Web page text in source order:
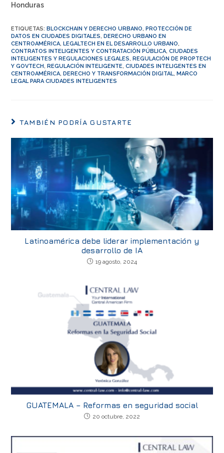
Honduras
ETIQUETAS:BLOCKCHAIN Y DERECHO URBANO, PROTECCIÓN DE
DATOS EN CIUDADES DIGITALES, DERECHO URBANO EN
CENTROAMÉRICA, LEGALTECH EN EL DESARROLLO URBANO,
CONTRATOS INTELIGENTES Y CONTRATACIÓN PÚBLICA, CIUDADES
INTELIGENTES Y REGULACIONES LEGALES, REGULACIÓN DE PROPTECH
Y GOVTECH, REGULACIÓN INTELIGENTE, CIUDADES INTELIGENTES EN
CENTROAMÉRICA, DERECHO Y TRANSFORMACIÓN DIGITAL, MARCO
LEGAL PARA CIUDADES INTELIGENTES
TAMBIÉN PODRÍA GUSTARTE
Latinoamérica debe liderar implementación y
desarrollo de IA
19 agosto, 2024
GUATEMALA – Reformas en seguridad social
20 octubre, 2022